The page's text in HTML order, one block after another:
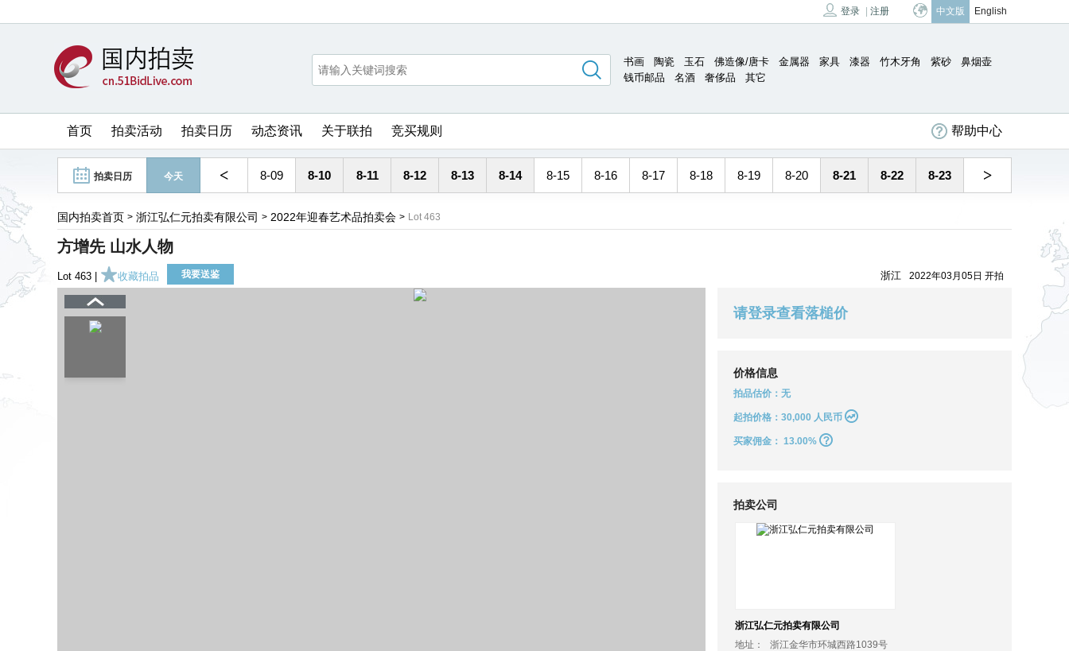
登录 注册 中文版 English
书画 陶瓷 玉石 佛造像/唐卡 金属器 家具 漆器 竹木牙角 紫砂
鼻烟壶
钱币邮品
名酒 奢侈品 其它
首页 拍卖活动 拍卖日历 动态资讯 关于联拍 竞买规则 帮助中心
拍卖日历 今天 < 8-09 8-10 8-11 8-12 8-13 8-14 8-15 8-16 8-17 8-18 8-19 8-20 8-21 8-22 8-23 >
国内拍卖首页 > 浙江弘仁元拍卖有限公司 > 2022年迎春艺术品拍卖会 > Lot 463
方增先 山水人物
Lot 463 | 收藏拍品 我要送鉴 浙江 2022年03月05日 开拍
请登录查看落槌价
价格信息
拍品估价：无
起拍价格：30,000 人民币
买家佣金： 13.00%
拍卖公司
浙江弘仁元拍卖有限公司
地址：
浙江金华市环城西路1039号